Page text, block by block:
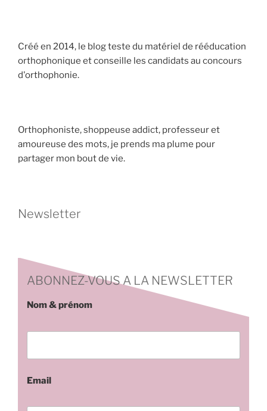
Créé en 2014, le blog teste du matériel de rééducation
orthophonique et conseille les candidats au concours
d'orthophonie.
Orthophoniste, shoppeuse addict, professeur et
amoureuse des mots, je prends ma plume pour
partager mon bout de vie.
Newsletter
ABONNEZ-VOUS A LA NEWSLETTER
Nom & prénom
Email